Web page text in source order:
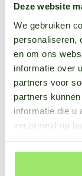
Deze website
We gebruiken
personaliseren,
en om ons
informatie over
partners voor
partners
informatie die u
verzameld op
Een
Joost´s keuze
niet uit de lucht
voor de
Het is natuurlijk
expertise voor
geweest.
de mogelijkheid
meten. “Ik liep
modellen. Met
IoT) werd dit